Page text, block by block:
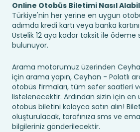
Online Otobüs Biletimi Nasıl
Türkiye'nin her yerine en uygun
adımda kredi kartı veya banka
Üstelik 12 aya kadar taksit ile ödeme
bulunuyor.
Arama motorumuz üzerinden
için arama yapın, Ceyhan - Polatlı
otobüs firmaları, tüm sefer saatleri
listelenecektir. Ardından sizin için
otobüs biletini kolayca satın alın!
oluşturulacak, tarafınıza sms ve
bilgileriniz gönderilecektir.